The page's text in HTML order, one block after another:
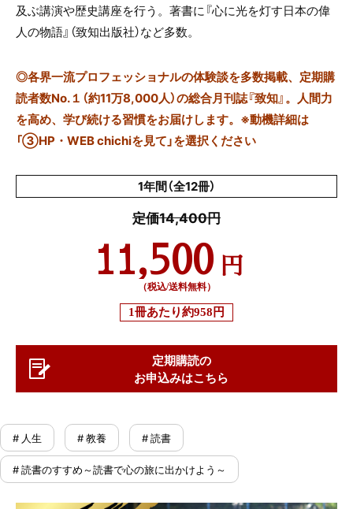
及ぶ講演や歴史講座を行う。著書に『心に光を灯す日本の偉
人の物語』（致知出版社）など多数。
◎各界一流プロフェッショナルの体験談を多数掲載、定期購
読者数No.１（約11万8,000人）の総合月刊誌『致知』。人間力
を高め、学び続ける習慣をお届けします。※動機詳細は
「③HP・WEB chichiを見て」を選択ください
1年間（全12冊）
定価14,400円
11,500 円
（税込/送料無料）
1冊あたり約958円
定期購読の
お申込みはこちら
# 人生 # 教養 # 読書
# 読書のすすめ～読書で心の旅に出かけよう～